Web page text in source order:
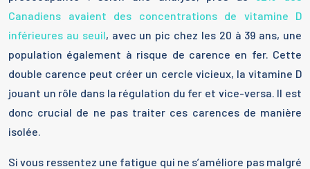
Canadiens avaient des concentrations de vitamine D
inférieures au seuil, avec un pic chez les 20 à 39 ans, une
population également à risque de carence en fer. Cette
double carence peut créer un cercle vicieux, la vitamine D
jouant un rôle dans la régulation du fer et vice-versa. Il est
donc crucial de ne pas traiter ces carences de manière
isolée.
Si vous ressentez une fatigue qui ne s’améliore pas malgré